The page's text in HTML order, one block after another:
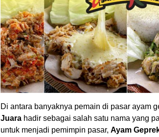
Di antara banyaknya pemain di pasar ayam
Juara hadir sebagai salah satu nama yang
untuk menjadi pemimpin pasar, Ayam